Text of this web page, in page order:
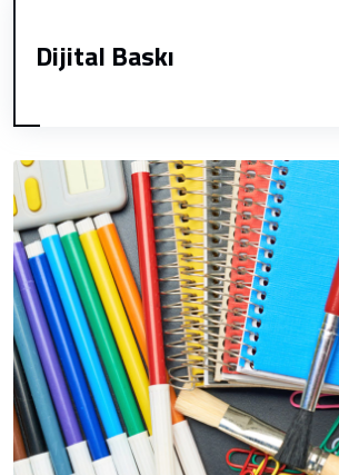
Dijital Baskı